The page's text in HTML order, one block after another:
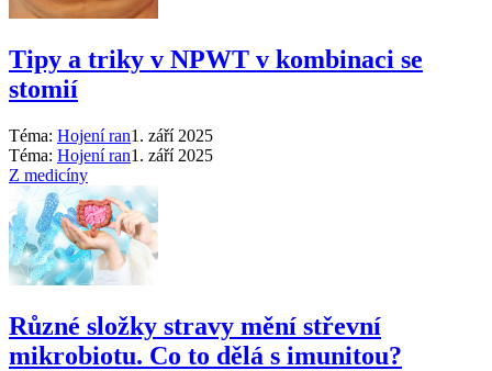
Tipy a triky v NPWT v kombinaci se
stomií
Téma: Hojení ran1. září 2025
Téma: Hojení ran1. září 2025
Z medicíny
Různé složky stravy mění střevní
mikrobiotu. Co to dělá s imunitou?